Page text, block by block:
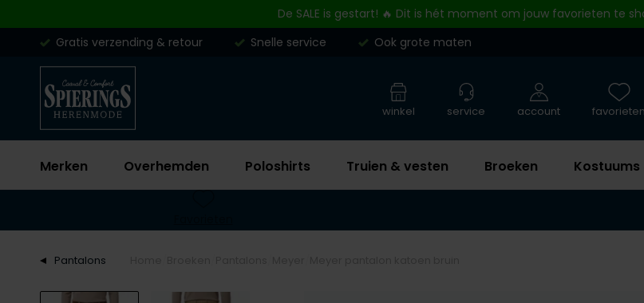
De SALE is gestart! 🔥 Dit is hét moment om jouw favorieten te
Gratis verzending & retour
Snelle service Ook grote maten
Merken Overhemden Poloshirts Truien & vesten Broeken
winkel service account favorieten
Pantalons